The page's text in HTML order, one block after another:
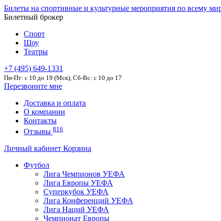
Билеты на спортивные и культурные мероприятия по всему
Билетный брокер
Спорт
Шоу
Театры
+7 (495) 649-1331
Пн-Пт: c 10 до 19 (Мск), Сб-Вс: с 10 до 17
Перезвоните мне
Доставка и оплата
О компании
Контакты
Отзывы 816
Личный кабинет Корзина
Футбол
Лига Чемпионов УЕФА
Лига Европы УЕФА
Суперкубок УЕФА
Лига Конференций УЕФА
Лига Наций УЕФА
Чемпионат Европы